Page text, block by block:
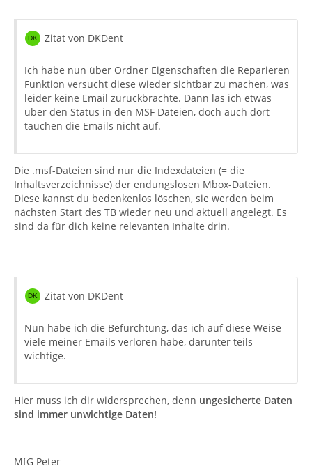
Zitat von DKDent
Ich habe nun über Ordner Eigenschaften die Reparieren
Funktion versucht diese wieder sichtbar zu machen, was
leider keine Email zurückbrachte. Dann las ich etwas
über den Status in den MSF Dateien, doch auch dort
tauchen die Emails nicht auf.
Die .msf-Dateien sind nur die Indexdateien (= die
Inhaltsverzeichnisse) der endungslosen Mbox-Dateien.
Diese kannst du bedenkenlos löschen, sie werden beim
nächsten Start des TB wieder neu und aktuell angelegt. Es
sind da für dich keine relevanten Inhalte drin.
Zitat von DKDent
Nun habe ich die Befürchtung, das ich auf diese Weise
viele meiner Emails verloren habe, darunter teils
wichtige.
Hier muss ich dir widersprechen, denn ungesicherte Daten
sind immer unwichtige Daten!
MfG Peter